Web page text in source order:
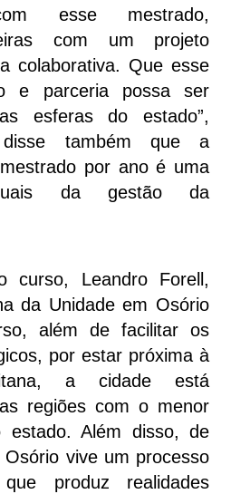
esse mestrado,
com um projeto
colaborativa. Que esse
e parceria possa ser
esferas do estado”,
disse também que a
por ano é uma
da gestão da
curso, Leandro Forell,
da Unidade em Osório
além de facilitar os
por estar próxima à
a cidade está
regiões com o menor
Além disso, de
vive um processo
produz realidades